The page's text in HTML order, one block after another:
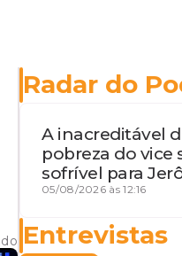
Radar do
A inacreditável
pobreza do vice
sofrível para
iminente da
05/08/2026 às 12:16
Entrevistas